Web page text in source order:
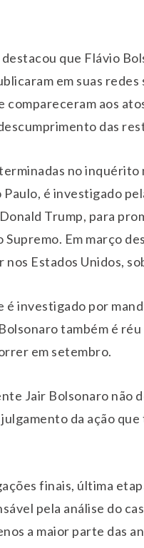
que Flávio
em suas
compareceram aos
das
no inquérito
é investigado
Trump, para
Em março
Estados Unidos,
investigado por
também é
em setembro.
Jair Bolsonaro não
da ação
finais, última
pela análise do
a maior parte das